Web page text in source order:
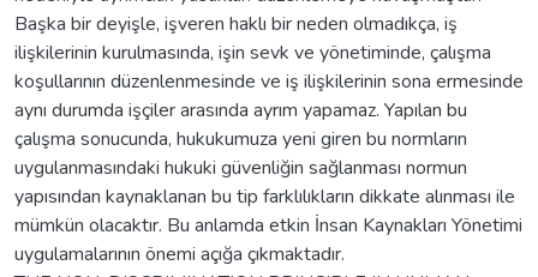
Başka bir deyişle, işveren haklı bir neden olmadıkça, iş
ilişkilerinin kurulmasında, işin sevk ve yönetiminde, çalışma
koşullarının düzenlenmesinde ve iş ilişkilerinin sona ermesinde
aynı durumda işçiler arasında ayrım yapamaz. Yapılan bu
çalışma sonucunda, hukukumuza yeni giren bu normların
uygulanmasındaki hukuki güvenliğin sağlanması normun
yapısından kaynaklanan bu tip farklılıkların dikkate alınması ile
mümkün olacaktır. Bu anlamda etkin İnsan Kaynakları Yönetimi
uygulamalarının önemi açığa çıkmaktadır.